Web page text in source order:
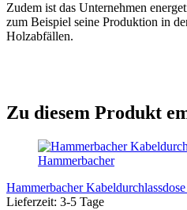
Zudem ist das Unternehmen
zum Beispiel seine Produktion in
Holzabfällen.
Zu diesem Produkt
Hammerbacher
Hammerbacher
Lieferzeit: 3-5 Tage